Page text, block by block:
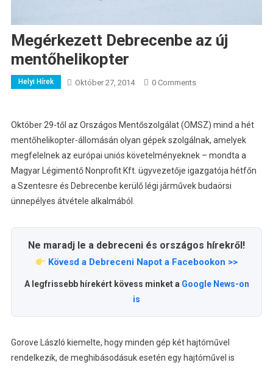
Megérkezett Debrecenbe az új
mentőhelikopter
Helyi Hírek Október 27, 2014 0 Comments
Október 29-től az Országos Mentőszolgálat (OMSZ) mind a hét
mentőhelikopter-állomásán olyan gépek szolgálnak, amelyek
megfelelnek az európai uniós követelményeknek – mondta a
Magyar Légimentő Nonprofit Kft. ügyvezetője igazgatója hétfőn
a Szentesre és Debrecenbe kerülő légi járművek budaörsi
ünnepélyes átvétele alkalmából.
Ne maradj le a debreceni és országos hírekről!
Kövesd a Debreceni Napot a Facebookon >>
A legfrissebb hírekért kövess minket a Google News-on
is
Gorove László kiemelte, hogy minden gép két hajtóművel
rendelkezik, de meghibásodásuk esetén egy hajtóművel is